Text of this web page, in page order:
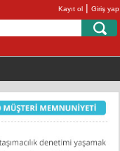
Kayıt ol | Giriş yap